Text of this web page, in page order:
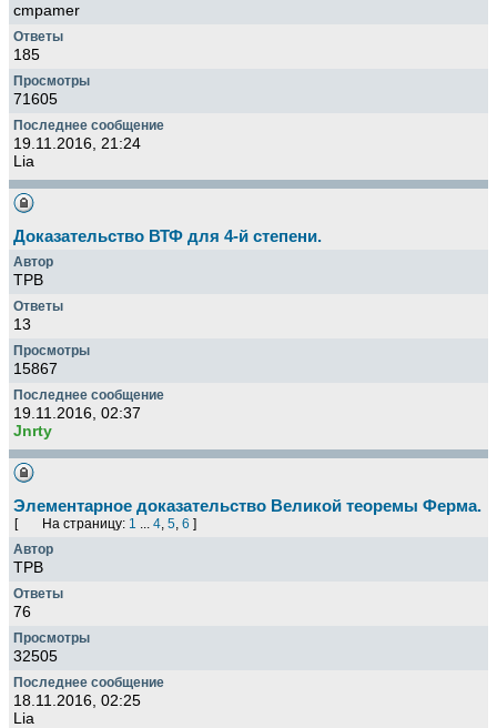
cmpamer
185
71605
19.11.2016, 21:24
Lia
Доказательство ВТФ для 4-й степени.
TPB
13
15867
19.11.2016, 02:37
Jnrty
Элементарное доказательство Великой теоремы Ферма.
[ На страницу: 1 ... 4, 5, 6 ]
TPB
76
32505
18.11.2016, 02:25
Lia